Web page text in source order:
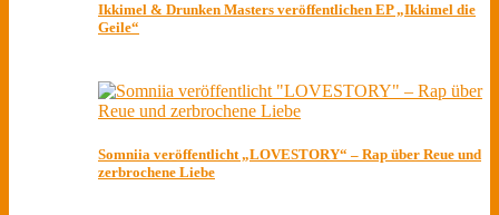
Ikkimel & Drunken Masters veröffentlichen EP „Ikkimel die
Geile“
Somniia veröffentlicht „LOVESTORY“ – Rap über Reue und
zerbrochene Liebe